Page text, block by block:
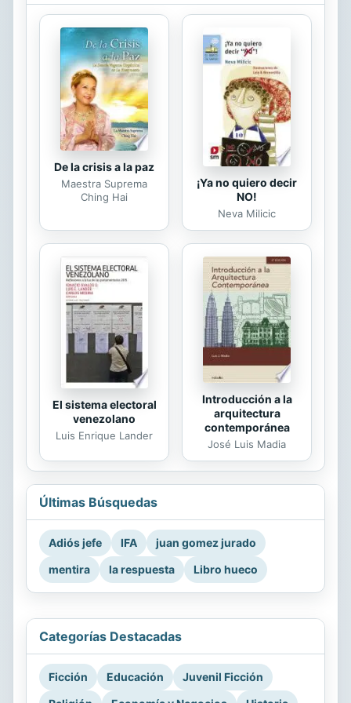
De la crisis a la paz
Maestra Suprema
Ching Hai
¡Ya no quiero decir
NO!
Neva Milicic
El sistema electoral
venezolano
Luis Enrique Lander
Introducción a la
arquitectura
contemporánea
José Luis Madia
Últimas Búsquedas
Adiós jefe IFA
juan gomez jurado
mentira
la respuesta Libro hueco
Categorías Destacadas
Ficción Educación
Juvenil Ficción